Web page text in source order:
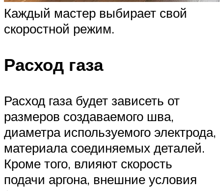
Каждый мастер выбирает свой
скоростной режим.
Расход газа
Расход газа будет зависеть от
размеров создаваемого шва,
диаметра используемого электрода,
материала соединяемых деталей.
Кроме того, влияют скорость
подачи аргона, внешние условия